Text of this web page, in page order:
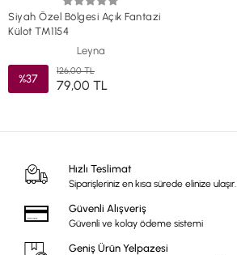
Siyah Özel Bölgesi Açık Fantazi
Külot TM1154
Leyna
%37
126,00 TL
79,00 TL
Hızlı Teslimat
Siparişleriniz en kısa sürede elinize ulaşır.
Güvenli Alışveriş
Güvenli ve kolay ödeme sistemi
Geniş Ürün Yelpazesi